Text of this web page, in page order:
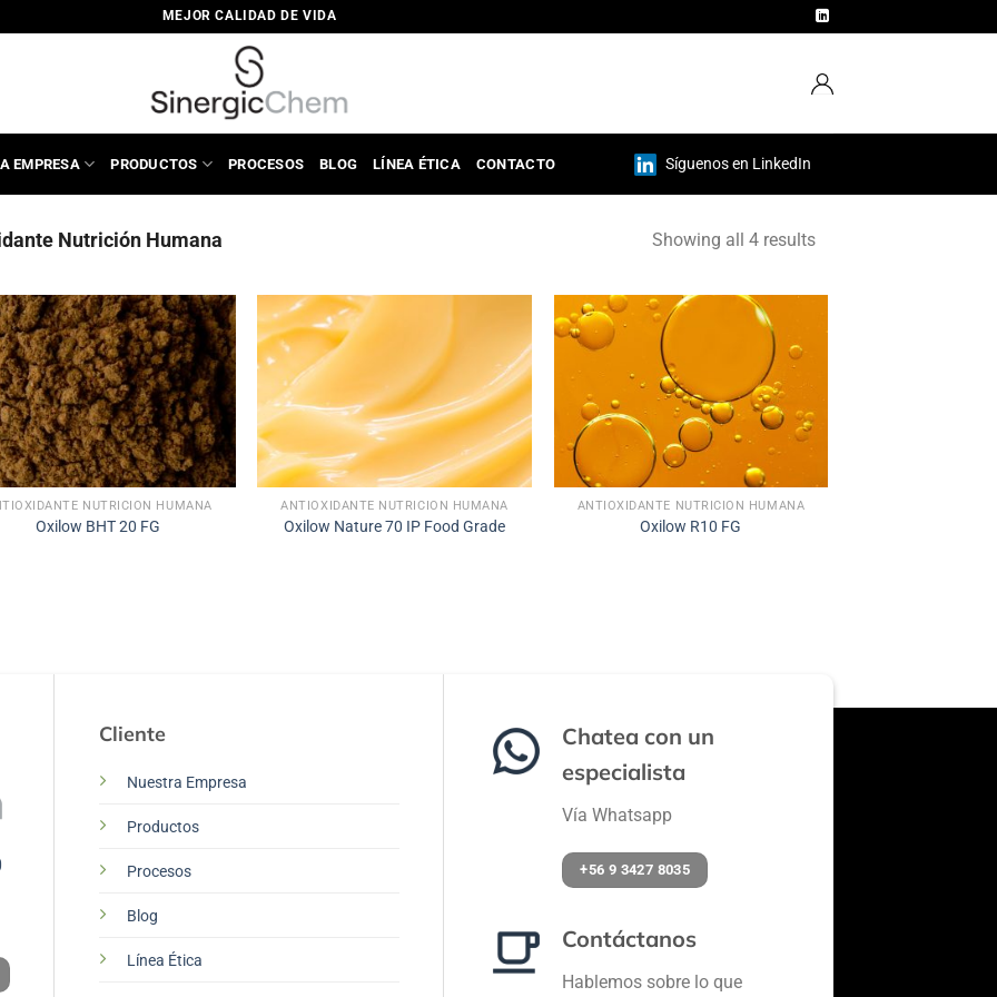
MEJOR CALIDAD DE VIDA
EMPRESA PRODUCTOS PROCESOS BLOG LÍNEA ÉTICA CONTACTO Síguenos en LinkedIn
Nutrición Humana Showing all 4 results
NUTRICIÓN HUMANA
Oxilow BHT 20 FG
ANTIOXIDANTE NUTRICIÓN HUMANA
Oxilow Nature 70 IP Food Grade
ANTIOXIDANTE NUTRICIÓN HUMANA
Oxilow R10 FG
Cliente
Nuestra Empresa
Productos
Procesos
Blog
Línea Ética
Chatea con un
especialista
Vía Whatsapp
+56 9 3427 8035
Contáctanos
Hablemos sobre lo que